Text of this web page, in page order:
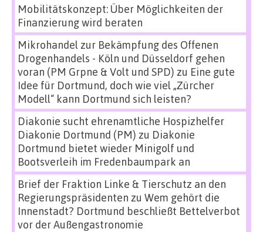
Mobilitätskonzept: Über Möglichkeiten der
Finanzierung wird beraten
Mikrohandel zur Bekämpfung des Offenen
Drogenhandels - Köln und Düsseldorf gehen
voran (PM Grpne & Volt und SPD) zu Eine gute
Idee für Dortmund, doch wie viel „Zürcher
Modell“ kann Dortmund sich leisten?
Diakonie sucht ehrenamtliche Hospizhelfer
Diakonie Dortmund (PM) zu Diakonie
Dortmund bietet wieder Minigolf und
Bootsverleih im Fredenbaumpark an
Brief der Fraktion Linke & Tierschutz an den
Regierungspräsidenten zu Wem gehört die
Innenstadt? Dortmund beschließt Bettelverbot
vor der Außengastronomie